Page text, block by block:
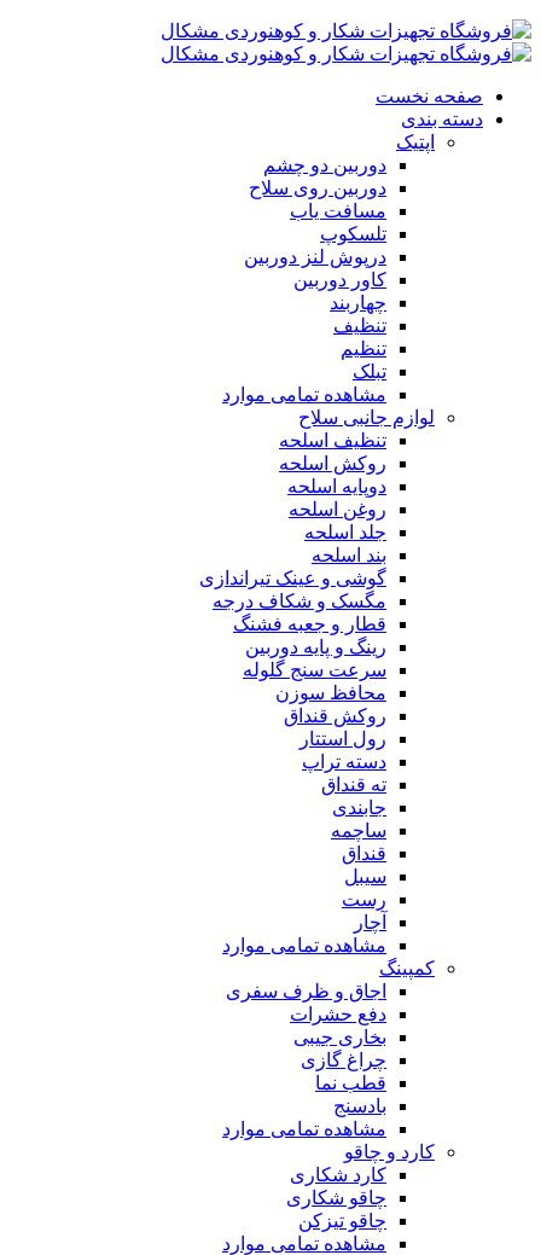
صفحه نخست
دسته بندی
اپتیک
دوربین دو چشم
دوربین روی سلاح
مسافت یاب
تلسکوپ
درپوش لنز دوربین
کاور دوربین
چهاربند
تنظیف
تنظیم
تبلک
مشاهده تمامی موارد
لوازم جانبی سلاح
تنظیف اسلحه
روکش اسلحه
دوپایه اسلحه
روغن اسلحه
جلد اسلحه
بند اسلحه
گوشی و عینک تیراندازی
مگسک و شکاف درجه
قطار و جعبه فشنگ
رینگ و پایه دوربین
سرعت سنج گلوله
محافظ سوزن
روکش قنداق
رول استتار
دسته تراپ
ته قنداق
جابندی
ساچمه
قنداق
سیبل
رست
آچار
مشاهده تمامی موارد
کمپینگ
اجاق و ظرف سفری
دفع حشرات
بخاری جیبی
چراغ گازی
قطب نما
بادسنج
مشاهده تمامی موارد
کارد و چاقو
کارد شکاری
چاقو شکاری
چاقو تیزکن
مشاهده تمامی موارد